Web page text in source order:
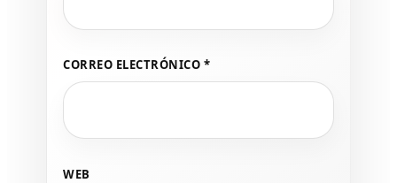
CORREO ELECTRÓNICO *
WEB